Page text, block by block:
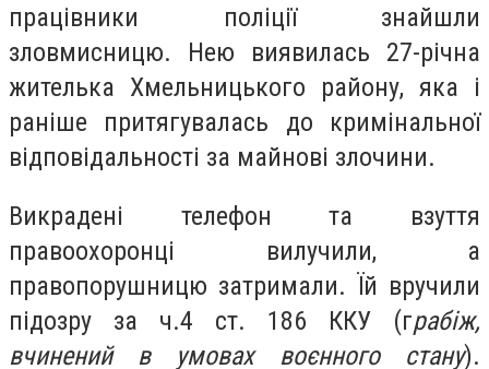
працівники поліції знайшли
зловмисницю. Нею виявилась 27-річна
жителька Хмельницького району, яка і
раніше притягувалась до кримінальної
відповідальності за майнові злочини.
Викрадені телефон та взуття
правоохоронці вилучили, а
правопорушницю затримали. Їй вручили
підозру за ч.4 ст. 186 ККУ (грабіж,
вчинений в умовах воєнного стану).